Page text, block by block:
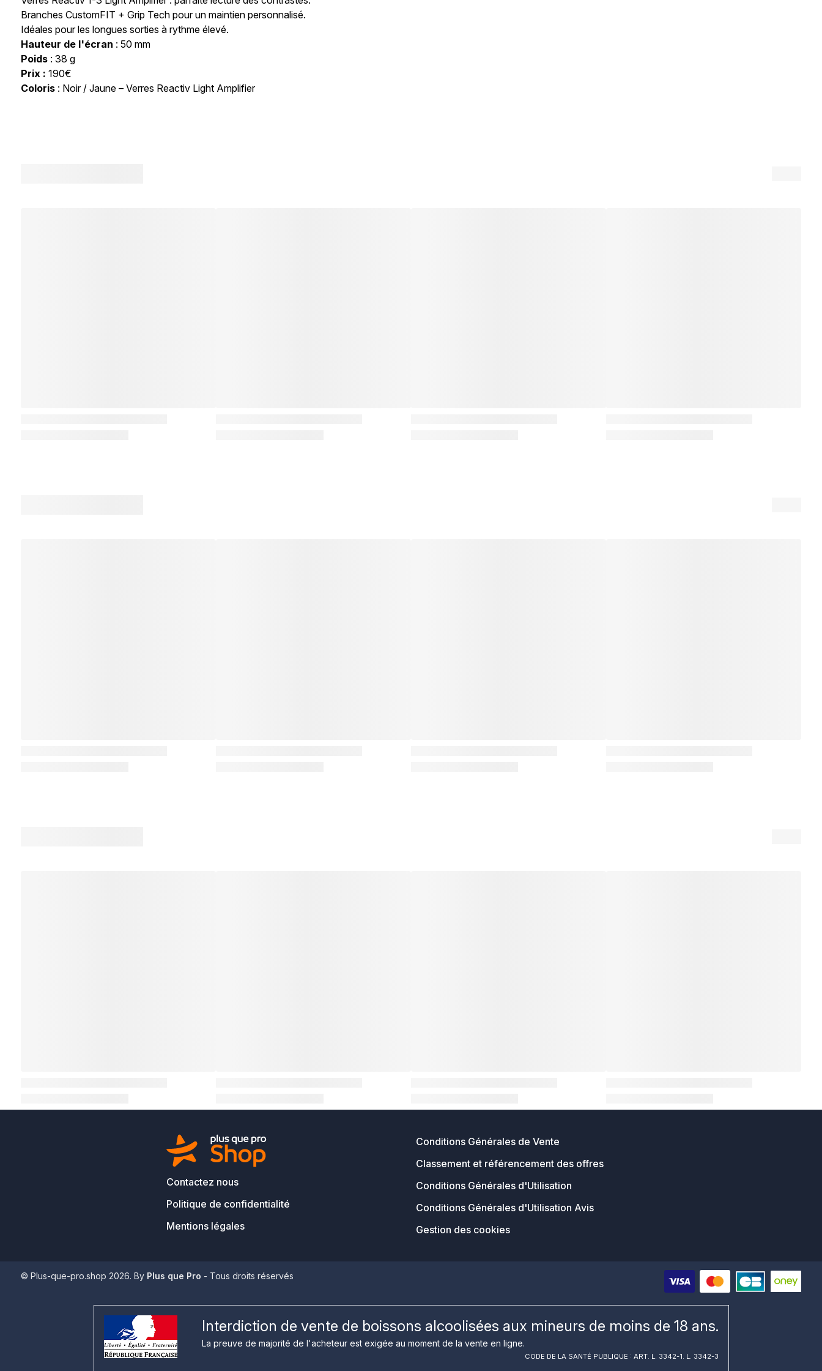
Branches CustomFIT + Grip Tech pour un maintien personnalisé.
Idéales pour les longues sorties à rythme élevé.
Hauteur de l'écran : 50 mm
Poids : 38 g
Prix :190€
Coloris : Noir / Jaune – Verres Reactiv Light Amplifier
Contactez nous
Politique de confidentialité
Mentions légales
Conditions Générales de Vente
Classement et référencement des offres
Conditions Générales d'Utilisation
Conditions Générales d'Utilisation Avis
Gestion des cookies
© Plus-que-pro.shop 2026. By Plus que Pro - Tous droits réservés
Interdiction de vente de boissons alcoolisées aux mineurs de moins de 18 ans.
La preuve de majorité de l'acheteur est exigée au moment de la vente en ligne.
CODE DE LA SANTÉ PUBLIQUE : ART. L. 3342-1. L. 3342-3